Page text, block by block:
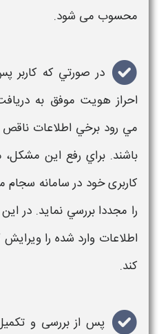
محسوب می شود.
در صورتي كه كاربر
احراز هويت موفق به
مي رود برخي اطلاعات ناقص
باشند. براي رفع اين
كاربری خود درسامانه سجام
را مجددا بررسي نمايد. در
اطلاعات وارد شده را
كند.
پس از بررسی و